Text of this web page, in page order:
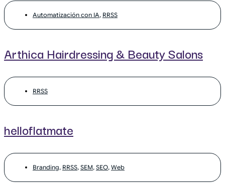
Automatización con IA, RRSS
Arthica Hairdressing & Beauty Salons
RRSS
helloflatmate
Branding, RRSS, SEM, SEO, Web